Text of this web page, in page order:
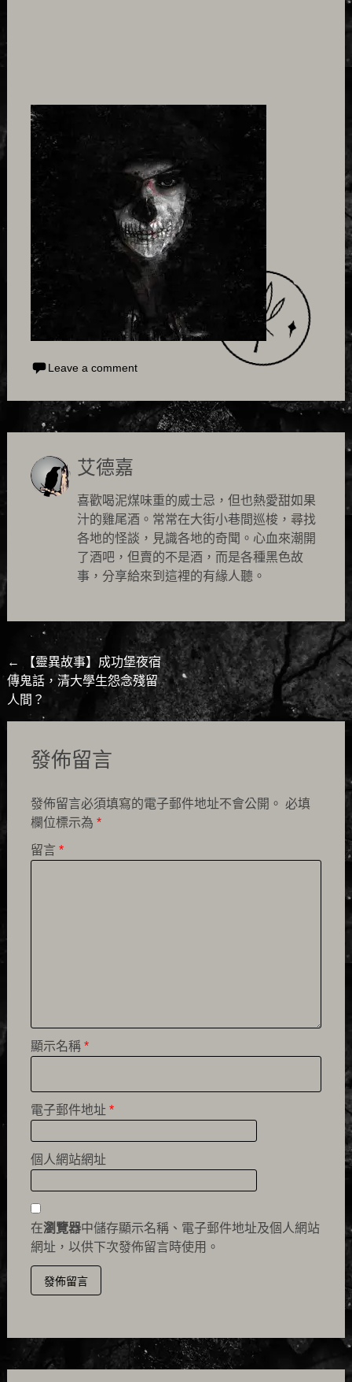
Leave a comment
艾德嘉
喜歡喝泥煤味重的威士忌，但也熱愛甜如果
汁的雞尾酒。常常在大街小巷間巡梭，尋找
各地的怪談，見識各地的奇聞。心血來潮開
了酒吧，但賣的不是酒，而是各種黑色故
事，分享給來到這裡的有緣人聽。
Post
navigation
←
【靈異故事】成功堡夜宿
傳鬼話，清大學生怨念殘留
人間？
發佈留言
發佈留言必須填寫的電子郵件地址不會公開。 必填
欄位標示為 *
留言 *
顯示名稱 *
電子郵件地址 *
個人網站網址
在瀏覽器中儲存顯示名稱、電子郵件地址及個人網站
網址，以供下次發佈留言時使用。